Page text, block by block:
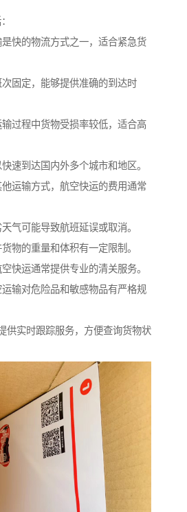
快的物流方式之一，适合紧急货
固定，能够提供准确的到达时
过程中货物受损率较低，适合高
速到达国内外多个城市和地区。
运输方式，航空快运的费用通常
气可能导致航班延误或取消。
物的重量和体积有一定限制。
快运通常提供专业的清关服务。
输对危险品和敏感物品有严格规
供实时跟踪服务，方便查询货物状